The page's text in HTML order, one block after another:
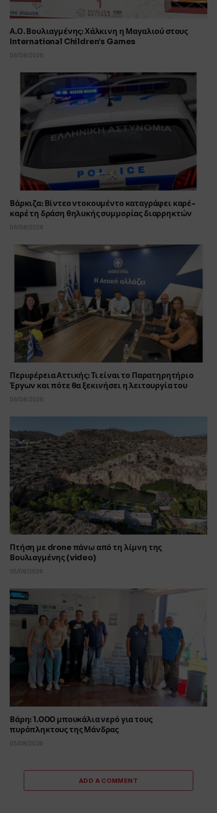
Α.Ο. Βουλιαγμένης: Χάλκινη η Μαγαλιού στους
International Children’s Games
06/08/2026
Βάρκιζα: Βίντεο ντοκουμέντο καταγράφει καρέ-
καρέ τη δράση θηλυκής συμμορίας διαρρηκτών
06/08/2026
Περιφέρεια Αττικής: Τι είναι το Παρατηρητήριο
Έργων και πότε θα ξεκινήσει η λειτουργία του
06/08/2026
Πτήση με drone πάνω από τη λίμνη της
Βουλιαγμένης (video)
05/08/2026
Βάρη: 1.000 μπουκάλια νερό για τους
πυρόπληκτους της Μάνδρας
05/08/2026
ADD A COMMENT